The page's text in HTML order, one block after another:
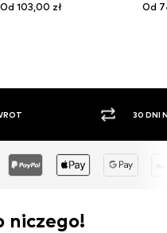
Od 103,00 zł Od
30 DNI
niczego!